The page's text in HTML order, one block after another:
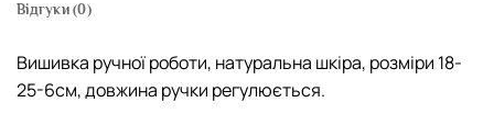
Відгуки (0)
Вишивка ручної роботи, натуральна шкіра, розміри 18-
25-6см, довжина ручки регулюється.